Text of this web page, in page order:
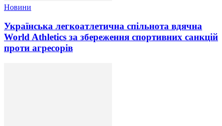
Новини
Українська легкоатлетична спільнота вдячна
World Athletics за збереження спортивних санкцій
проти агресорів